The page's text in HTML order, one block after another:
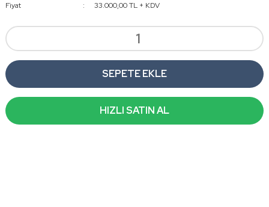
Fiyat
33.000,00 TL + KDV
SEPETE EKLE
HIZLI SATIN AL